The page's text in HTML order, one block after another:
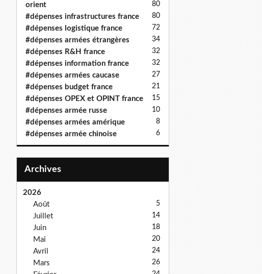
orient
80
#dépenses infrastructures france 80
#dépenses logistique france 72
#dépenses armées étrangères 34
#dépenses R&H france 32
#dépenses information france 32
#dépenses armées caucase 27
#dépenses budget france 21
#dépenses OPEX et OPINT france 15
#dépenses armée russe 10
#dépenses armées amérique 8
#dépenses armée chinoise 6
Archives
2026
Août
5
Juillet 14
Juin 18
Mai 20
Avril 24
Mars 26